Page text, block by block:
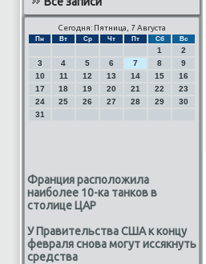
Сегодня: Пятница, 7 Августа
Пн Вт Ср Чт Пт Сб Вс
1
2
3
4 5 6 7 8
9
10
11 12 13 14 15
16
17
18 19 20 21 22
23
24
25 26 27 28 29
30
31
Франция расположила
наиболее 10-ка танков в
столице ЦАР
У Правительства США к концу
февраля снова могут иссякнуть
средства